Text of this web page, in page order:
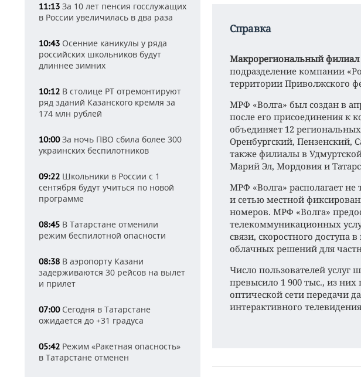
11:13 За 10 лет пенсия госслужащих
в России увеличилась в два раза
10:43 Осенние каникулы у ряда
российских школьников будут
длиннее зимних
10:12 В столице РТ отремонтируют
ряд зданий Казанского кремля за
174 млн рублей
10:00За ночь ПВО сбила более 300
украинских беспилотников
09:22 Школьники в России с 1
сентября будут учиться по новой
программе
08:45 В Татарстане отменили
режим беспилотной опасности
08:38 В аэропорту Казани
задерживаются 30 рейсов на вылет
и прилет
07:00Сегодня в Татарстане
ожидается до +31 градуса
05:42 Режим «Ракетная опасность»
в Татарстане отменен
Справка
Макрорегиональный
подразделение компании
территории Приволжского
МРФ «Волга» был создан в
после его присоединения к
объединяет 12
Оренбургский, Пензенский,
также филиалы в
Марий Эл, Мордовия и
МРФ «Волга» располагает
и сетью местной
номеров. МРФ «Волга»
телекоммуникационных
связи, скоростного доступа
облачных решений для
Число пользователей услуг
превысило 1 900 тыс., из них
оптической сети передачи
интерактивного